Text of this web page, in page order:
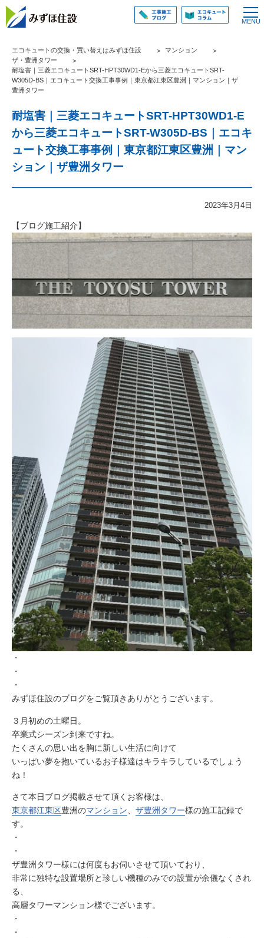
エコキュートの交換・買い替えはみずほ住設
マンション
ザ・豊洲タワー
耐塩害｜三菱エコキュートSRT-HPT30WD1-Eから三菱エコキュートSRT-
W305D-BS｜エコキュート交換工事事例｜東京都江東区豊洲｜マンション｜ザ
豊洲タワー
耐塩害｜三菱エコキュートSRT-HPT30WD1-E
から三菱エコキュートSRT-W305D-BS｜エコキ
ュート交換工事事例｜東京都江東区豊洲｜マン
ション｜ザ豊洲タワー
2023年3月4日
【ブログ施工紹介】
・
・
・
みずほ住設のブログをご覧頂きありがとうございます。
３月初めの土曜日。
卒業式シーズン到来ですね。
たくさんの思い出を胸に新しい生活に向けて
いっぱい夢を抱いているお子様達はキラキラしているでしょう
ね！
さて本日ブログ掲載させて頂くお客様は、
東京都江東区豊洲のマンション ザ豊洲タワー様の施工記録で
す。
・
・
ザ豊洲タワー様には何度もお伺いさせて頂いており、
非常に独特な設置場所と珍しい機種のみでの設置が余儀なくされ
る、
高層タワーマンション様でございます。
・
・